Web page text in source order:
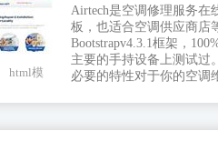
html模
Airtech是空调修理服务在
板，也适合空调供应商店
Bootstrapv4.3.1框架，
主要的手持设备上测试过
必要的特性对于你的空调